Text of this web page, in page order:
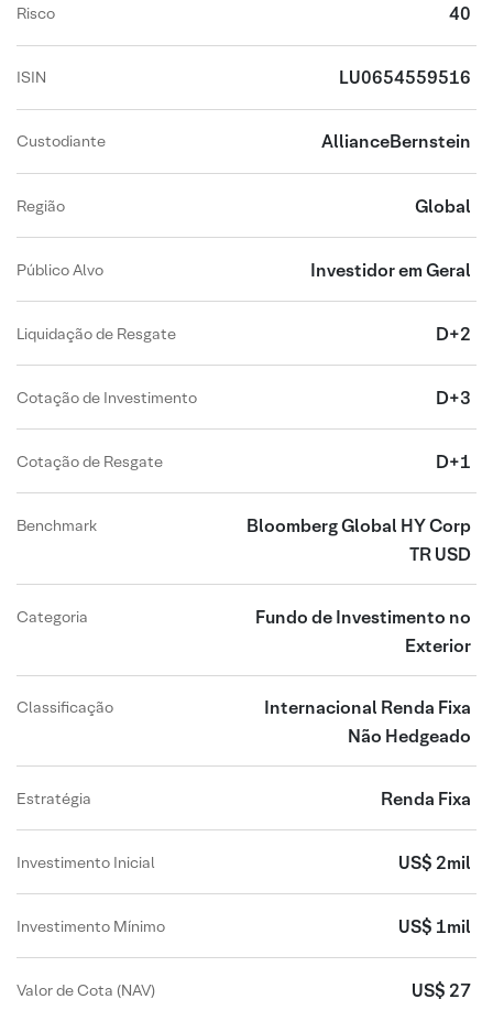
Risco 40
ISIN LU0654559516
Custodiante AllianceBernstein
Região Global
Público Alvo Investidor em Geral
Liquidação de Resgate D+2
Cotação de Investimento D+3
Cotação de Resgate D+1
Benchmark
Bloomberg Global HY Corp
TR USD
Categoria
Fundo de Investimento no
Exterior
Classificação
Internacional Renda Fixa
Não Hedgeado
Estratégia Renda Fixa
Investimento Inicial US$ 2mil
Investimento Mínimo US$ 1mil
Valor de Cota (NAV) US$ 27